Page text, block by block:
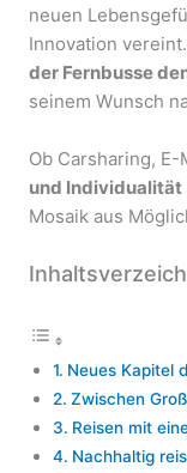
neuen
Innovation
der Fernbusse
seinem Wunsch
Ob Carsharing,
und Individualität
Mosaik aus
Neues Kapitel
Zwischen
Reisen mit
Nachhaltig